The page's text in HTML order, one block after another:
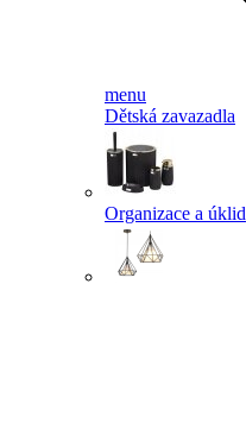
menu
Dětská zavazadla
Organizace a úklid